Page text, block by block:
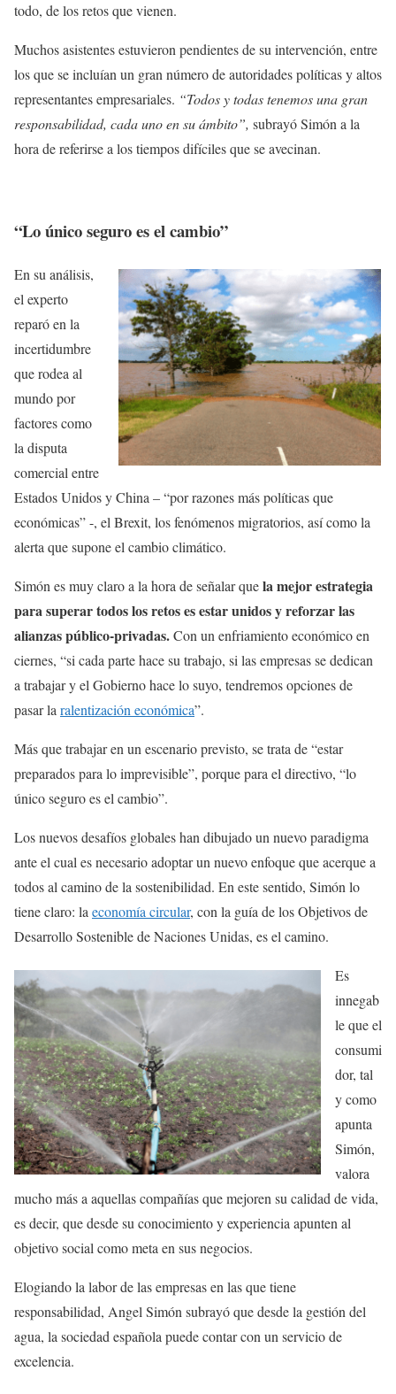
todo, de los retos que vienen.
Muchos asistentes estuvieron pendientes de su intervención, entre
los que se incluían un gran número de autoridades políticas y altos
representantes empresariales. “Todos y todas tenemos una gran
responsabilidad, cada uno en su ámbito”, subrayó Simón a la
hora de referirse a los tiempos difíciles que se avecinan.
“Lo único seguro es el cambio”
En su análisis,
el experto
reparó en la
incertidumbre
que rodea al
mundo por
factores como
la disputa
comercial entre
Estados Unidos y China – “por razones más políticas que
económicas” -, el Brexit, los fenómenos migratorios, así como la
alerta que supone el cambio climático.
Simón es muy claro a la hora de señalar quela mejor estrategia
para superar todos los retos es estar unidos y reforzar las
alianzas público-privadas.Con un enfriamiento económico en
ciernes, “si cada parte hace su trabajo, si las empresas se dedican
a trabajar y el Gobierno hace lo suyo, tendremos opciones de
pasar la ralentización económica”.
Más que trabajar en un escenario previsto, se trata de “estar
preparados para lo imprevisible”, porque para el directivo, “lo
único seguro es el cambio”.
Los nuevos desafíos globales han dibujado un nuevo paradigma
ante el cual es necesario adoptar un nuevo enfoque que acerque a
todos al camino de la sostenibilidad. En este sentido, Simón lo
tiene claro: la economía circular, con la guía de los Objetivos de
Desarrollo Sostenible de Naciones Unidas, es el camino.
Es
innegab
le que el
consumi
dor, tal
y como
apunta
Simón,
valora
mucho más a aquellas compañías que mejoren su calidad de vida,
es decir, que desde su conocimiento y experiencia apunten al
objetivo social como meta en sus negocios.
Elogiando la labor de las empresas en las que tiene
responsabilidad, Angel Simón subrayó que desde la gestión del
agua, la sociedad española puede contar con un servicio de
excelencia.